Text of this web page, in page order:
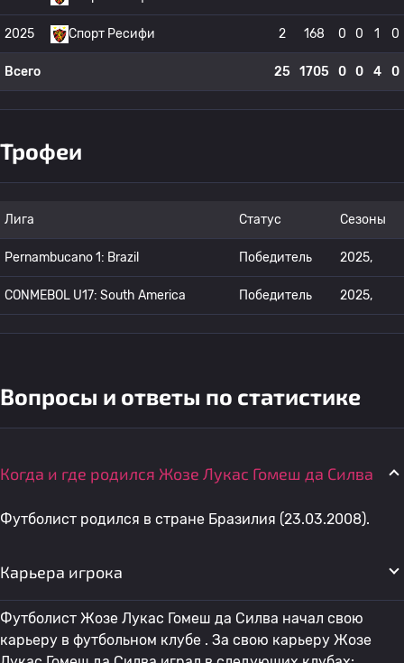
2025 Спорт Ресифи 2 168 0 0 1 0
Всего 25 1705 0 0 4 0
Трофеи
Лига Статус Сезоны
Pernambucano 1: Brazil Победитель 2025,
CONMEBOL U17: South America Победитель 2025,
Вопросы и ответы по статистике
Когда и где родился Жозе Лукас Гомеш да Силва
Футболист родился в стране Бразилия (23.03.2008).
Карьера игрока
Футболист Жозе Лукас Гомеш да Силва начал свою
карьеру в футбольном клубе . За свою карьеру Жозе